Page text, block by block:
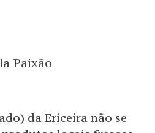
Paixão
da Ericeira não se